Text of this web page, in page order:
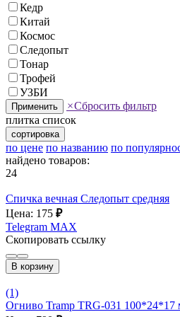
Кедр
Китай
Космос
Следопыт
Тонар
Трофей
УЗБИ
Применить ×Сбросить фильтр
плитка список
сортировка
по цене по названию по
найдено товаров:
24
Спичка вечная Следопыт средняя
Цена: 175 ₽
Telegram MAX
Скопировать ссылку
В корзину
(1)
Огниво Tramp TRG-031 100*24*17